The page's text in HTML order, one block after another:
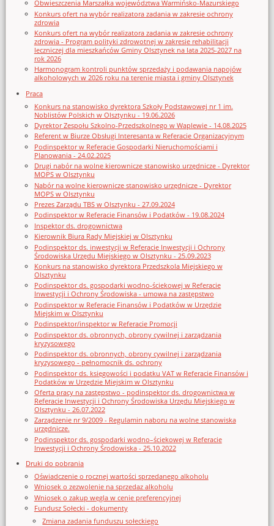
Obwieszczenia Marszałka województwa Warmińsko-Mazurskiego
Konkurs ofert na wybór realizatora zadania w zakresie ochrony
zdrowia
Konkurs ofert na wybór realizatora zadania w zakresie ochrony
zdrowia - Program polityki zdrowotnej w zakresie rehabilitacji
leczniczej dla mieszkańców Gminy Olsztynek na lata 2025-2027 na
rok 2026
Harmonogram kontroli punktów sprzedaży i podawania napojów
alkoholowych w 2026 roku na terenie miasta i gminy Olsztynek
Praca
Konkurs na stanowisko dyrektora Szkoły Podstawowej nr 1 im.
Noblistów Polskich w Olsztynku - 19.06.2026
Dyrektor Zespołu Szkolno-Przedszkolnego w Waplewie - 14.08.2025
Referent w Biurze Obsługi Interesanta w Referacie Organizacyjnym
Podinspektor w Referacie Gospodarki Nieruchomościami i
Planowania - 24.02.2025
Drugi nabór na wolne kierownicze stanowisko urzędnicze - Dyrektor
MOPS w Olsztynku
Nabór na wolne kierownicze stanowisko urzędnicze - Dyrektor
MOPS w Olsztynku
Prezes Zarządu TBS w Olsztynku - 27.09.2024
Podinspektor w Referacie Finansów i Podatków - 19.08.2024
Inspektor ds. drogownictwa
Kierownik Biura Rady Miejskiej w Olsztynku
Podinspektor ds. inwestycji w Referacie Inwestycji i Ochrony
Środowiska Urzędu Miejskiego w Olsztynku - 25.09.2023
Konkurs na stanowisko dyrektora Przedszkola Miejskiego w
Olsztynku
Podinspektor ds. gospodarki wodno-ściekowej w Referacie
Inwestycji i Ochrony Środowiska - umowa na zastępstwo
Podinspektor w Referacie Finansów i Podatków w Urzędzie
Miejskim w Olsztynku
Podinspektor/inspektor w Referacie Promocji
Podinspektor ds. obronnych, obrony cywilnej i zarządzania
kryzysowego
Podinspektor ds. obronnych, obrony cywilnej i zarządzania
kryzysowego - pełnomocnik ds. ochrony
Podinspektor ds. księgowości i podatku VAT w Referacie Finansów i
Podatków w Urzędzie Miejskim w Olsztynku
Oferta pracy na zastępstwo - podinspektor ds. drogownictwa w
Referacie Inwestycji i Ochrony Środowiska Urzędu Miejskiego w
Olsztynku - 26.07.2022
Zarządzenie nr 9/2009 - Regulamin naboru na wolne stanowiska
urzędnicze.
Podinspektor ds. gospodarki wodno–ściekowej w Referacie
Inwestycji i Ochrony Środowiska - 25.10.2022
Druki do pobrania
Oświadczenie o rocznej wartości sprzedanego alkoholu
Wniosek o zezwolenie na sprzedaz alkoholu
Wniosek o zakup węgla w cenie preferencyjnej
Fundusz Sołecki - dokumenty
Zmiana zadania funduszu sołeckiego